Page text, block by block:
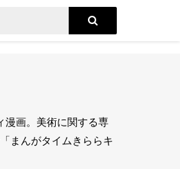
漫画。美術に関する専
まんがタイムきららキ